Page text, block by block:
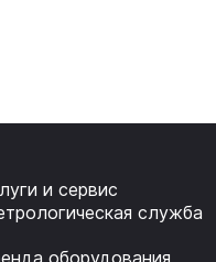
и сервис
служба
оборудования